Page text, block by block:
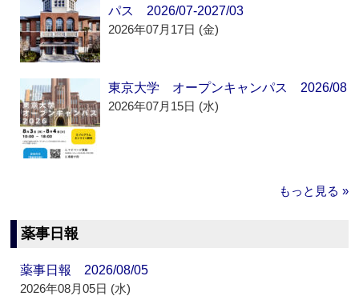
パス 2026/07-2027/03
2026年07月17日 (金)
東京大学 オープンキャンパス 2026/08
2026年07月15日 (水)
もっと見る »
薬事日報
薬事日報 2026/08/05
2026年08月05日 (水)